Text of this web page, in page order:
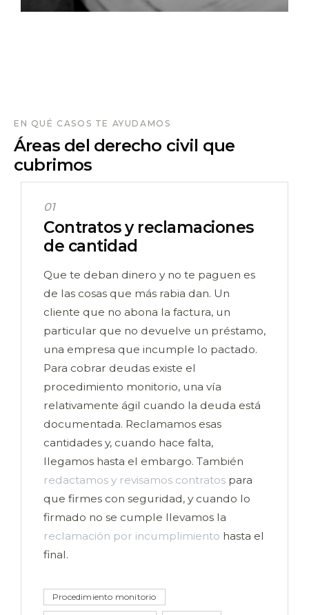
EN QUÉ CASOS TE AYUDAMOS
Áreas del derecho civil que
cubrimos
01
Contratos y reclamaciones
de cantidad
Que te deban dinero y no te paguen es
de las cosas que más rabia dan. Un
cliente que no abona la factura, un
particular que no devuelve un préstamo,
una empresa que incumple lo pactado.
Para cobrar deudas existe el
procedimiento monitorio, una vía
relativamente ágil cuando la deuda está
documentada. Reclamamos esas
cantidades y, cuando hace falta,
llegamos hasta el embargo. También
redactamos y revisamos contratos para
que firmes con seguridad, y cuando lo
firmado no se cumple llevamos la
reclamación por incumplimiento hasta el
final.
Procedimiento monitorio